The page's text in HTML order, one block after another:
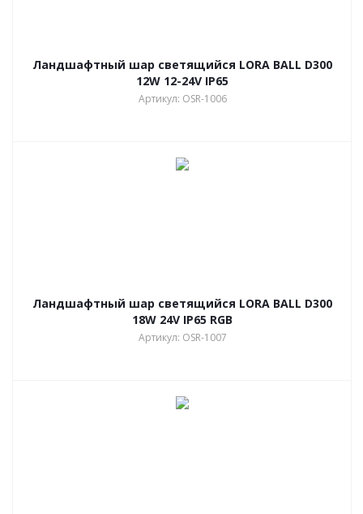
Ландшафтный шар светящийся LORA BALL D300
12W 12-24V IP65
Артикул: OSR-1006
Ландшафтный шар светящийся LORA BALL D300
18W 24V IP65 RGB
Артикул: OSR-1007